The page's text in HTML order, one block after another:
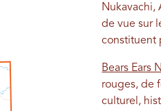
Nukavachi,
de vue sur
constituent
Bears Ears
rouges, de
culturel,